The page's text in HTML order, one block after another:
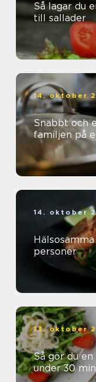
Så lagar du
till sallader
14. oktober
Snabbt och
familjen på
14. oktober
personer
13. oktober
Så gör du
under 30